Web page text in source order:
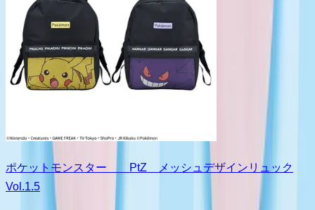
ポケットモンスター PtZ メッシュデザインリュック
Vol.1.5